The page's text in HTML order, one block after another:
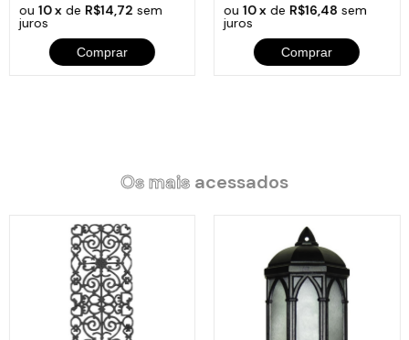
Código:92580-LB.
ou 10 xde R$14,72 sem
juros
Comprar
ou 10 xde R$16,48 sem
juros
Comprar
Os mais acessados